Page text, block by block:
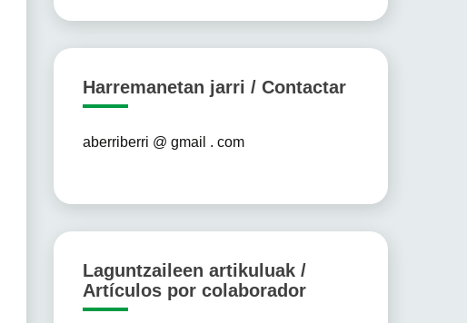
Harremanetan jarri / Contactar
aberriberri @ gmail . com
Laguntzaileen artikuluak /
Artículos por colaborador